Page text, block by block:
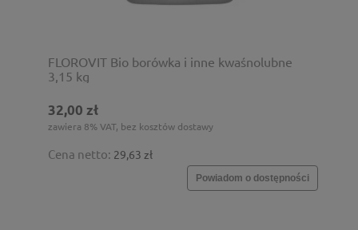
FLOROVIT Bio borówka i inne kwaśnolubne
3,15 kg
32,00 zł
zawiera 8% VAT, bez kosztów dostawy
Cena netto: 29,63 zł
Powiadom o dostępności